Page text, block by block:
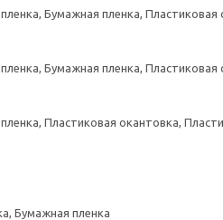
Бумажная пленка, Пластиковая
Бумажная пленка, Пластиковая
Пластиковая окантовка,
Бумажная пленка